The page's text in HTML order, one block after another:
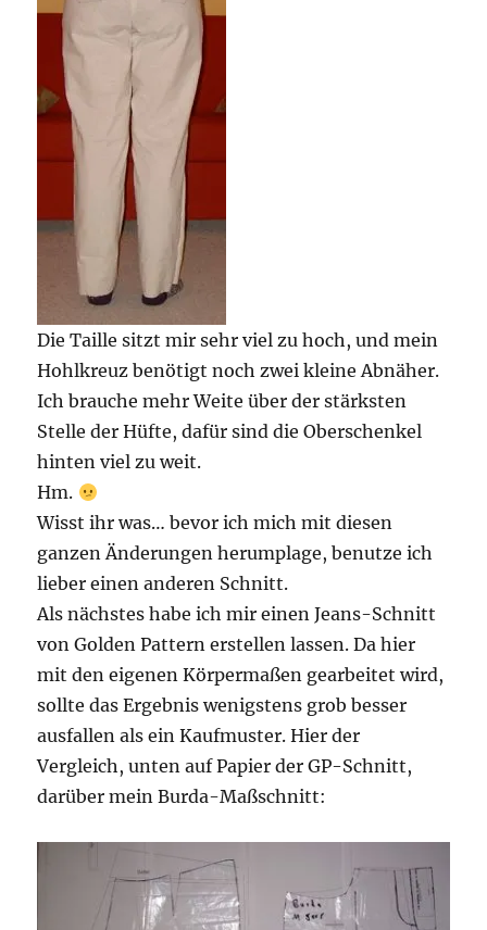
Die Taille sitzt mir sehr viel zu hoch, und mein
Hohlkreuz benötigt noch zwei kleine Abnäher.
Ich brauche mehr Weite über der stärksten
Stelle der Hüfte, dafür sind die Oberschenkel
hinten viel zu weit.
Hm.
Wisst ihr was… bevor ich mich mit diesen
ganzen Änderungen herumplage, benutze ich
lieber einen anderen Schnitt.
Als nächstes habe ich mir einen Jeans-Schnitt
von Golden Pattern erstellen lassen. Da hier
mit den eigenen Körpermaßen gearbeitet wird,
sollte das Ergebnis wenigstens grob besser
ausfallen als ein Kaufmuster. Hier der
Vergleich, unten auf Papier der GP-Schnitt,
darüber mein Burda-Maßschnitt: